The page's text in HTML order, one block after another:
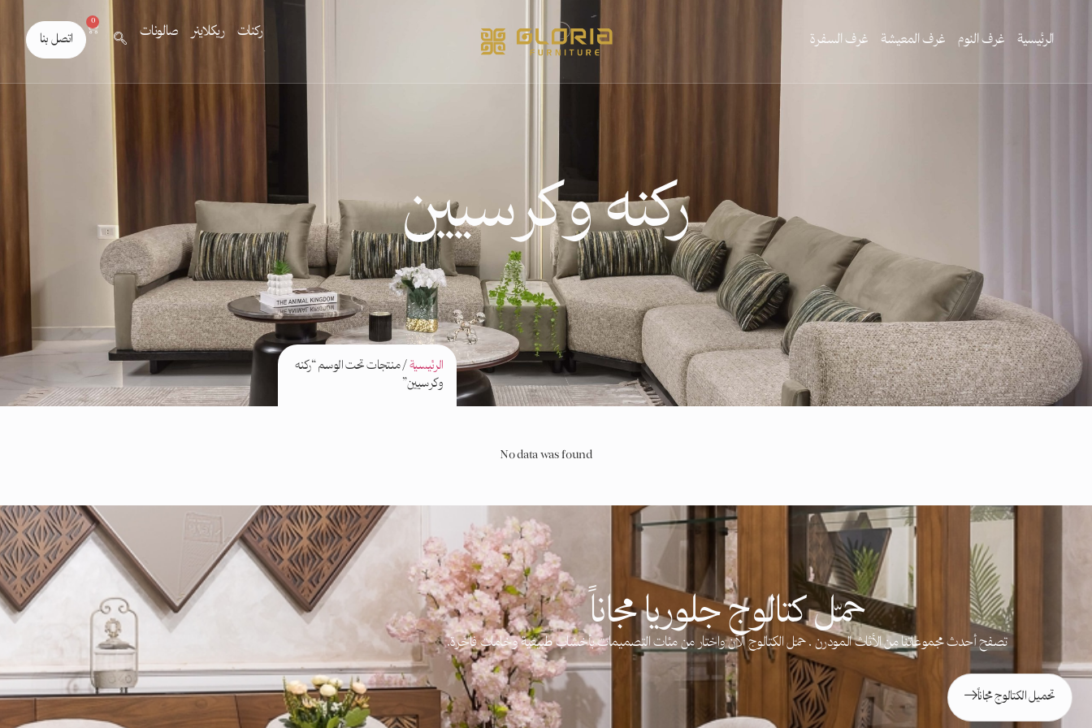
الرئيسية غرف النوم غرف المعيشة غرف السفرة اتصل بنا
0
ركنات ريكلاينر صالونات
ركنه وكرسيين
الرئيسية / منتجات تحت الوسم “ركنه
وكرسيين”
No data was found
حمّل كتالوج جلوريا مجاناً
تصفح أحدث مجموعاتنا من الأثاث المودرن . حمّل الكتالوج الآن واختار من مئات التصميمات بأخشاب طبيعية وخامات فاخرة.
تحميل الكتالوج مجاناً